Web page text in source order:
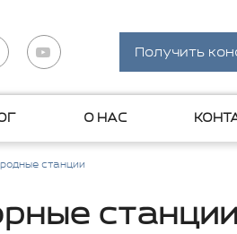
Получить
О НАС
станции
станции